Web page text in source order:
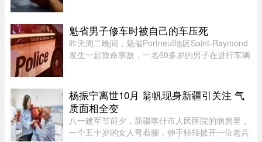
尊严离世这方面，魁省的表现 ...
魁省男子修车时被自己的车压死
昨天周二晚间，魁省Portneuf地区Saint-Raymond
发生一起致命事故，一名60多岁的男子在进行车辆
Raymond的rang Sainte-Croix，当时一名 ...
杨振宁离世10月 翁帆现身新疆引关注 气
质面相全变
八一建军节前夕，新疆喀什市人民医院的病房里，
一个五十岁的女人弯着腰，伸手轻轻掀开一位老兵